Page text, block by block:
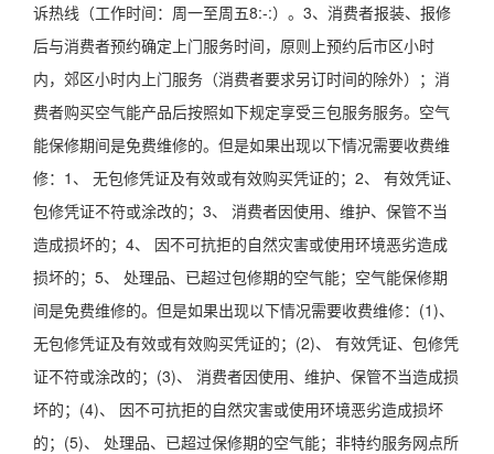
诉热线（工作时间：周一至周五8:-:）。3、消费者报装、报修
后与消费者预约确定上门服务时间，原则上预约后市区小时
内，郊区小时内上门服务（消费者要求另订时间的除外）；消
费者购买空气能产品后按照如下规定享受三包服务服务。空气
能保修期间是免费维修的。但是如果出现以下情况需要收费维
修：1、 无包修凭证及有效或有效购买凭证的；2、 有效凭证、
包修凭证不符或涂改的；3、 消费者因使用、维护、保管不当
造成损坏的；4、 因不可抗拒的自然灾害或使用环境恶劣造成
损坏的；5、 处理品、已超过包修期的空气能；空气能保修期
间是免费维修的。但是如果出现以下情况需要收费维修：(1)、
无包修凭证及有效或有效购买凭证的；(2)、 有效凭证、包修凭
证不符或涂改的；(3)、 消费者因使用、维护、保管不当造成损
坏的；(4)、 因不可抗拒的自然灾害或使用环境恶劣造成损坏
的；(5)、 处理品、已超过保修期的空气能；非特约服务网点所